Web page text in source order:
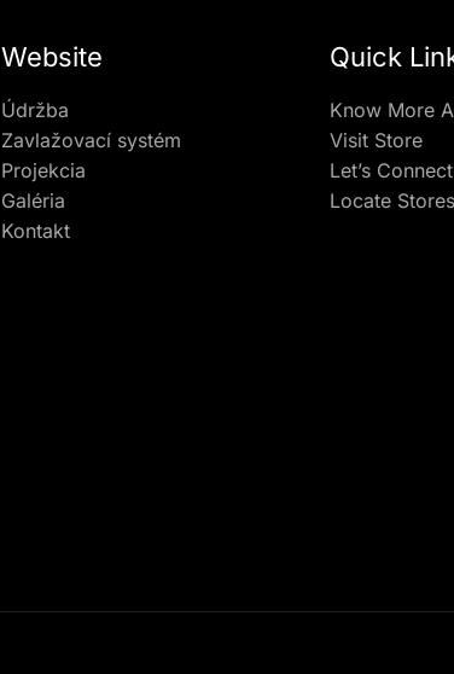
Website
Údržba
Zavlažovací systém
Projekcia
Galéria
Kontakt
Quick
Know More
Visit Store
Let’s Connect
Locate Stores